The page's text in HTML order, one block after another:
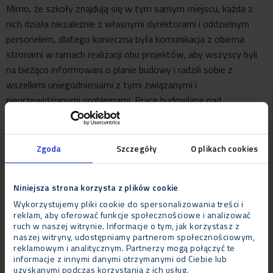
Zgoda Szczegóły O plikach cookies
Niniejsza strona korzysta z plików cookie
Wykorzystujemy pliki cookie do spersonalizowania treści i
reklam, aby oferować funkcje społecznościowe i analizować
ruch w naszej witrynie. Informacje o tym, jak korzystasz z
naszej witryny, udostępniamy partnerom społecznościowym,
reklamowym i analitycznym. Partnerzy mogą połączyć te
informacje z innymi danymi otrzymanymi od Ciebie lub
uzyskanymi podczas korzystania z ich usług.
Mimo, że szkoły znajdują się w tym samym miejscu, każda z
nich działa niezależnie z własnymi dyrektorami i oddzielnym
personelem, dlatego konieczna była komunikacja z obiema
stronami w ramach realizacji obu projektów, aby wszyscy byli
na bieżąco informowani o planie budowy i radzili sobie z
wszelkimi uniegodnieniami z tymi związanymi i
nieprzewidzianymi problemami. Prace budowlane nad
obydwoma projektami musiały zostac ograniczone do
przeprowadzenia w okresie wakacyjnym, ponieważ prace nie
mogły byc podejmowane podczas obecnosci dzieci na terenie
placówki. Oznaczało to, że projekty trwały dwa lata i
wykorzystac dostepny czas wakacyjny. Zespół Neptunus ściśle
współpracował z kontrahentami AW Hardy.
Werdykt
Mark Hayman z AW Hardy powiedział: „Struktury Neptunusa są
modułowe w sekcjach o długości 6 m, co oznacza, że są